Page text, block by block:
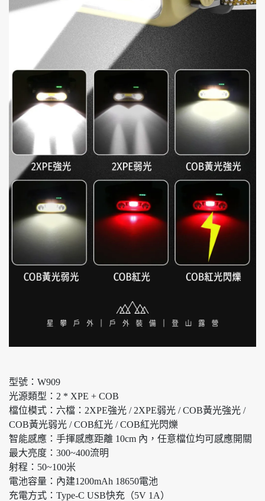
型號：W909
光源類型：2 * XPE + COB
檔位模式：六檔：2XPE強光 / 2XPE弱光 / COB黃光強光 /
COB黃光弱光 / COB紅光 / COB紅光閃爍
智能感應：手揮感應距離 10cm 內，任意檔位均可感應開關
最大亮度：300~400流明
射程：50~100米
電池容量：內建1200mAh 18650電池
充電方式：Type-C USB快充（5V 1A）